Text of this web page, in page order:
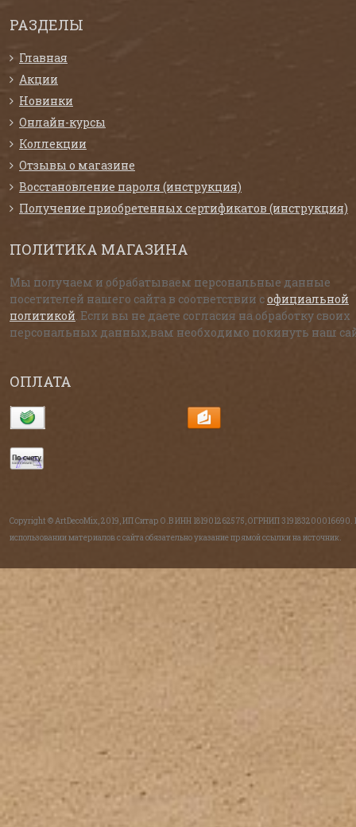
РАЗДЕЛЫ
Главная
Акции
Новинки
Онлайн-курсы
Коллекции
Отзывы о магазине
Восстановление пароля (инструкция)
Получение приобретенных сертификатов (инструкция)
ПОЛИТИКА МАГАЗИНА
Мы получаем и обрабатываем персональные данные
посетителей нашего сайта в соответствии софициальной
политикой . Если вы не даете согласия на обработку своих
персональных данных,вам необходимо покинуть наш
ОПЛАТА
Copyright © ArtDecoMix, 2019, ИП Ситар О.В ИНН 181901262575, ОГРНИП 319183200016690.
использовании материалов с сайта обязательно указание прямой ссылки на источник.